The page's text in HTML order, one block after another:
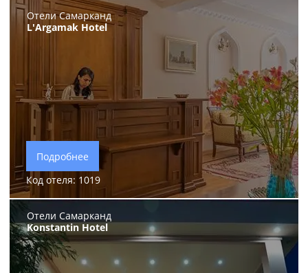
Отели Самарканд
L'Argamak Hotel
Подробнее
Код отеля: 1019
Отели Самарканд
Konstantin Hotel